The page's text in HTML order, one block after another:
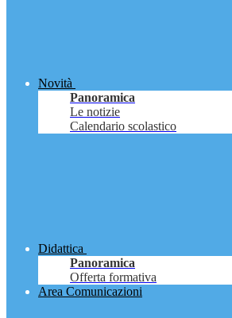
Novità
Panoramica
Le notizie
Calendario scolastico
Didattica
Panoramica
Offerta formativa
Area Comunicazioni